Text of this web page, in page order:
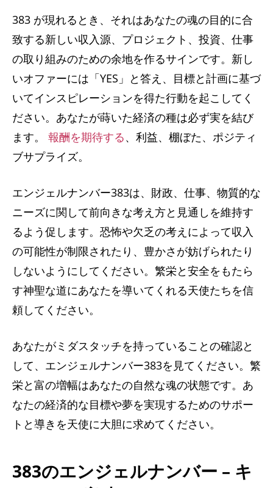
383 が現れるとき、それはあなたの魂の目的に合
致する新しい収入源、プロジェクト、投資、仕事
の取り組みのための余地を作るサインです。新し
いオファーには「YES」と答え、目標と計画に基づ
いてインスピレーションを得た行動を起こしてく
ださい。あなたが蒔いた経済の種は必ず実を結び
ます。 報酬を期待する、利益、棚ぼた、ポジティ
ブサプライズ。
エンジェルナンバー383は​​、財政、仕事、物質的な
ニーズに関して前向きな考え方と見通しを維持す
るよう促します。恐怖や欠乏の考えによって収入
の可能性が制限されたり、豊かさが妨げられたり
しないようにしてください。繁栄と安全をもたら
す神聖な道にあなたを導いてくれる天使たちを信
頼してください。
あなたがミダスタッチを持っていることの確認と
して、エンジェルナンバー383を見てください。繁
栄と富の増幅はあなたの自然な魂の状態です。あ
なたの経済的な目標や夢を実現するためのサポー
トと導きを天使に大胆に求めてください。
383のエンジェルナンバー – キ